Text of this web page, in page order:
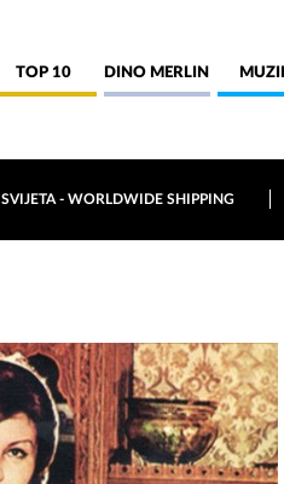
TOP 10 DINO MERLIN
- WORLDWIDE SHIPPING